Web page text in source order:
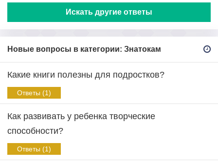
Искать другие ответы
Новые вопросы в категории: Знатокам
Какие книги полезны для подростков?
Ответы (1)
Как развивать у ребенка творческие
способности?
Ответы (1)